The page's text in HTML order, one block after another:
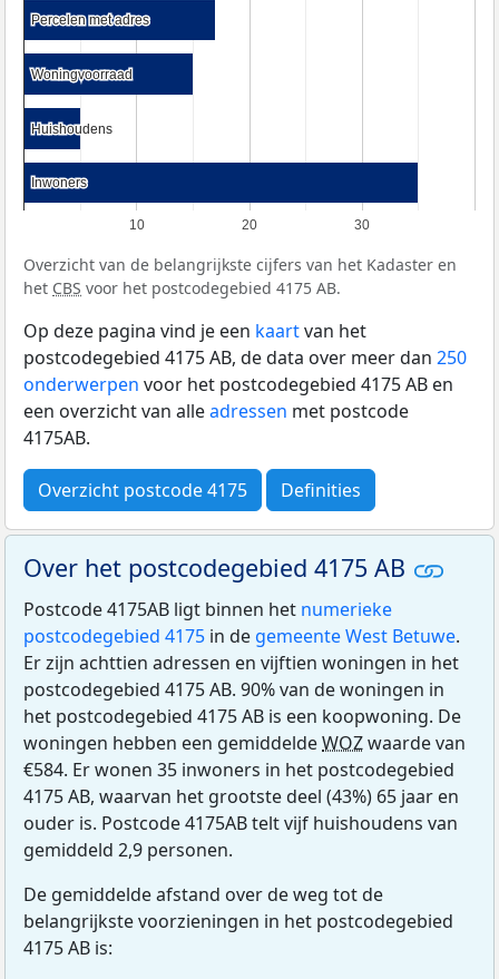
10 20 30
Percelen met adres
Percelen met adres
Woningvoorraad
Woningvoorraad
Huishoudens
Huishoudens
Inwoners
Inwoners
Overzicht van de belangrijkste cijfers van het Kadaster en
het CBS voor het postcodegebied 4175 AB.
Op deze pagina vind je een kaartvan het
postcodegebied 4175 AB, de data over meer dan 250
onderwerpen voor het postcodegebied 4175 AB en
een overzicht van alleadressen met postcode
4175AB.
Overzicht postcode 4175 Definities
Over het postcodegebied 4175 AB
Postcode 4175AB ligt binnen het numerieke
postcodegebied 4175 in de gemeente West Betuwe.
Er zijn achttien adressen en vijftien woningen in het
postcodegebied 4175 AB. 90% van de woningen in
het postcodegebied 4175 AB is een koopwoning. De
woningen hebben een gemiddeldeWOZwaarde van
€584. Er wonen 35 inwoners in het postcodegebied
4175 AB, waarvan het grootste deel (43%) 65 jaar en
ouder is. Postcode 4175AB telt vijf huishoudens van
gemiddeld 2,9 personen.
De gemiddelde afstand over de weg tot de
belangrijkste voorzieningen in het postcodegebied
4175 AB is: